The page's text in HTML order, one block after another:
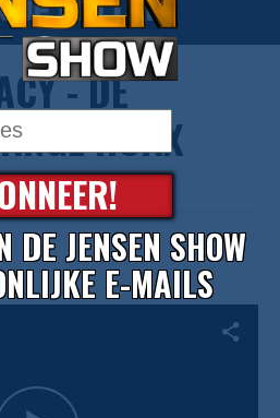
- DE
HOAX
DE JENSEN SHOW
E-MAILS